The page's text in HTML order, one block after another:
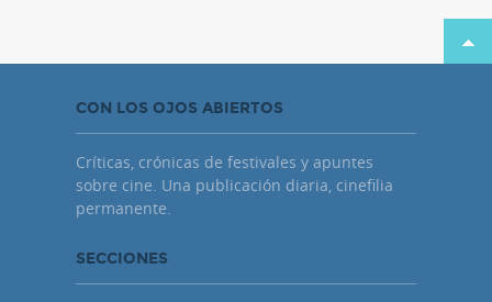
CON LOS OJOS ABIERTOS
Críticas, crónicas de festivales y apuntes
sobre cine. Una publicación diaria, cinefilia
permanente.
SECCIONES